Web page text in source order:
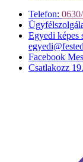
Telefon:
Egyedi képes
Facebook
Csatlakozz